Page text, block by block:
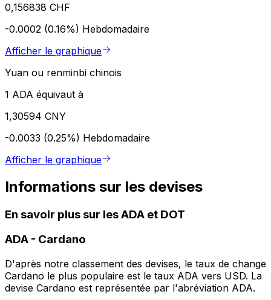
0,156838 CHF
-0.0002 (0.16%) Hebdomadaire
Afficher le graphique
Yuan ou renminbi chinois
1 ADA équivaut à
1,30594 CNY
-0.0033 (0.25%) Hebdomadaire
Afficher le graphique
Informations sur les devises
En savoir plus sur les ADA et DOT
ADA - Cardano
D'après notre classement des devises, le taux de change
Cardano le plus populaire est le taux ADA vers USD. La
devise Cardano est représentée par l'abréviation ADA.